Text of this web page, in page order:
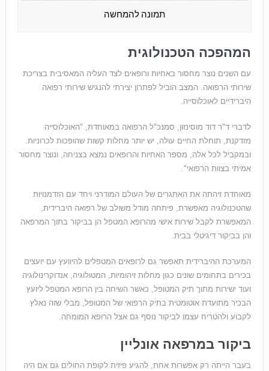
תמונה להמחשה
המהפכה הטכנולוגית
עם השנים נוצר מחסור באחיות ורופאים לצד העליה המאסיבית בצריכת
שירותי הרפואה. המצב הוביל לפתרון יצירתי להנגיש שירותי רפואה
היברידיים לאוכלוסייה.
לדברי ד"ר דוד מוסינזון, סמנכ"ל הרפואה במאוחדת, "האוכלוסייה
מזדקנת, תוחלת החיים עולה, יש יותר מחלות קשות שהופכות לכרוניות.
ובמקביל לכל אלה, מספר האחיות והרופאים נמצא בצניחה, ונוצר מחסור
אמיתי בצוות הרפואי".
מאוחדת זיהתה את האתגרים של העולם המודרני ויחד עם הזדמנויות
שהטכנולוגיה מאפשרת, פיתחה מודל משולב של רפואה היברידית,
המאפשרת לקבל שירות אישי מהרופא המטפל הן בביקור בתוך המרפאה
והן בביקור דיגיטלי בבית.
המערכת ההיברידית תאפשר גם לרופאים המטפלים להיוועץ עם יועצים
בכירים בתחומים שונים כגון מחלות זיהומיות, המטולוגיה, אנדוקרינולוגיה
ועוד ישירות מתוך תיק המטופל, כאשר השיחה בין הרופא המטפל ליועץ
הבכיר מתועדת אוטומטית בתיק הרפואי של המטופל, מבלי שזה נאלץ
לקבוע ולהטריח עצמו לביקור נוסף גם אצל הרופא המומחה.
ביקור במרפאה אונליין
בעבר הייתה רק אפשרות אחת, להגיע פיזית לקופת החולים גם אם היה